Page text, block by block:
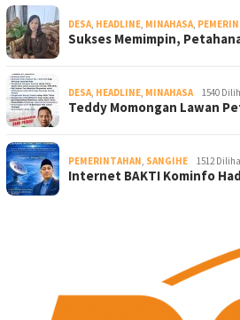
DESA, HEADLINE, MINAHASA,
Sukses Memimpin,
DESA, HEADLINE, MINAHASA 1540
Teddy Momongan Lawan
PEMERINTAHAN, SANGIHE 1512
Internet BAKTI Kominfo